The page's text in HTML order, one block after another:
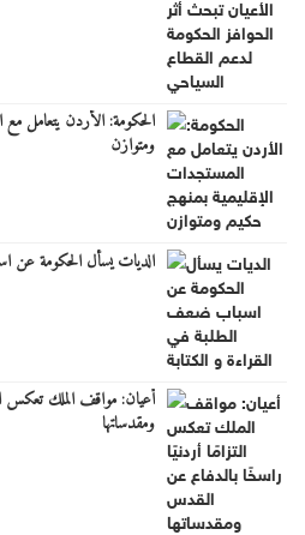
الحكومة: الأردن يتعامل مع
ومتوازن
الديات يسأل الحكومة عن
أعيان: مواقف الملك تعكس
ومقدساتها